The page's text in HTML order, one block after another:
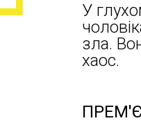
У
зла.
хаос.